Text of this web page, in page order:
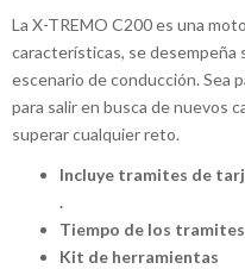
precio
original
era:
S/ 5,350.00.
La X-TREMO C200 es una
características, se desempeña
escenario de conducción. Sea
para salir en busca de nuevos
superar cualquier reto.
Incluye tramites de
.
Tiempo de los
Kit de herramientas